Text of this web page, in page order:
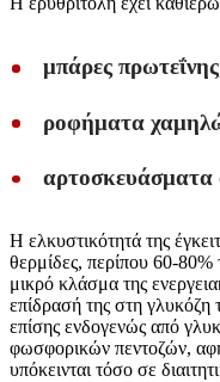
μπάρες πρωτεΐνης
ροφήματα
αρτοσκευάσματα
Η ελκυστικότητά της
θερμίδες, περίπου 60-
μικρό κλάσμα της
επίδρασή της στη γλυκόζη
επίσης ενδογενώς από
φωσφορικών πεντοζών,
υπόκεινται τόσο σε